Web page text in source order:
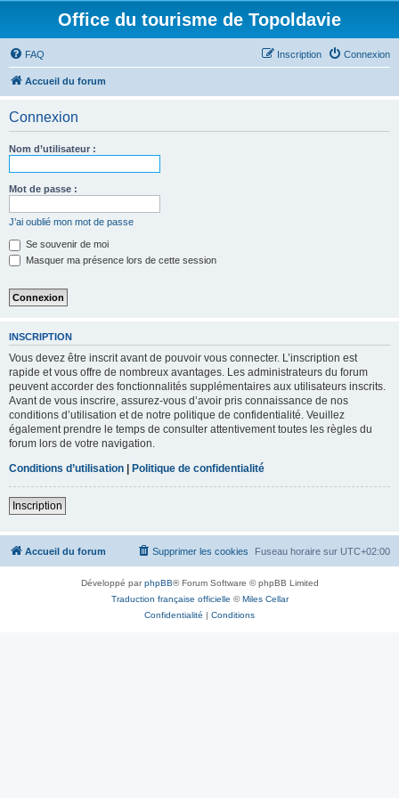
Office du tourisme de Topoldavie
FAQ Connexion
Inscription
Accueil du forum
Connexion
Nom d’utilisateur :
Mot de passe :
J’ai oublié mon mot de passe
Se souvenir de moi
Masquer ma présence lors de cette session
INSCRIPTION
Vous devez être inscrit avant de pouvoir vous connecter. L’inscription est
rapide et vous offre de nombreux avantages. Les administrateurs du forum
peuvent accorder des fonctionnalités supplémentaires aux utilisateurs inscrits.
Avant de vous inscrire, assurez-vous d’avoir pris connaissance de nos
conditions d’utilisation et de notre politique de confidentialité. Veuillez
également prendre le temps de consulter attentivement toutes les règles du
forum lors de votre navigation.
Conditions d’utilisation | Politique de confidentialité
Inscription
Accueil du forum Fuseau horaire sur UTC+02:00
Supprimer les cookies
Développé parphpBB® Forum Software © phpBB Limited
Traduction française officielle ©Miles Cellar
Confidentialité | Conditions